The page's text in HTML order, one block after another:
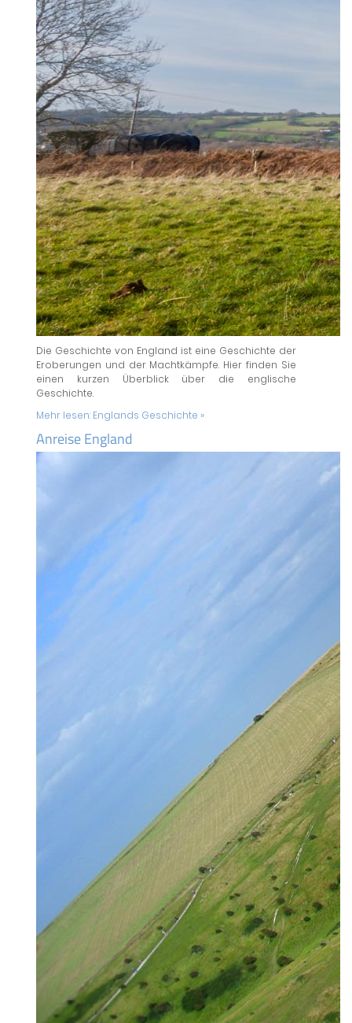
Die Geschichte von England ist eine Geschichte der
Eroberungen und der Machtkämpfe. Hier finden Sie
einen kurzen Überblick über die englische
Geschichte.
Mehr lesen: Englands Geschichte »
Anreise England